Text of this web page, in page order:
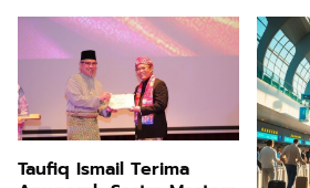
Taufiq Ismail Terima